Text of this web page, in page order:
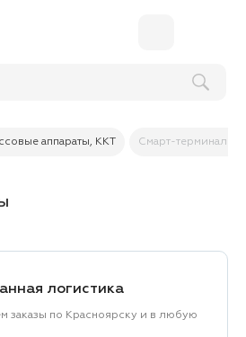
аппараты, ККТ Смарт-терминалы
логистика
заказы по Красноярску и в любую